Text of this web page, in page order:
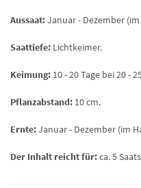
Aussaat:Januar - Dezember
Saattiefe: Lichtkeimer.
Keimung: 10 - 20 Tage bei 20 -
Pflanzabstand: 10 cm.
Ernte:Januar - Dezember (im
Der Inhalt reicht für:ca. 5